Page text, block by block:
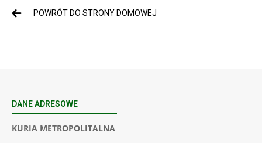
POWRÓT DO STRONY DOMOWEJ
DANE ADRESOWE
KURIA METROPOLITALNA